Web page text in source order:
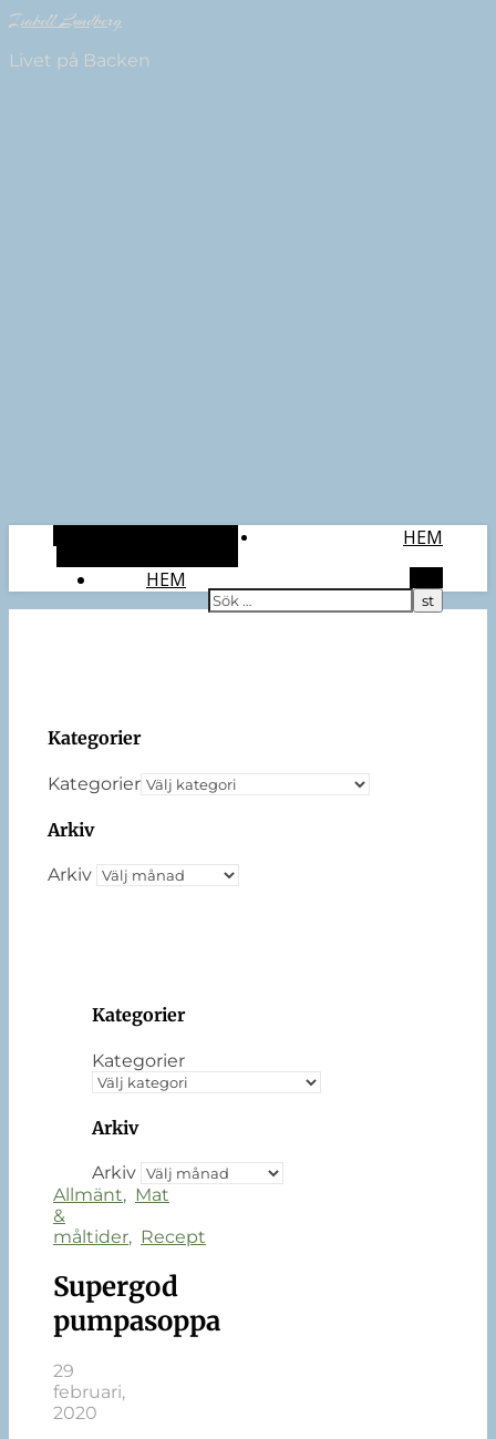
Isabell Lundberg
Livet på Backen
HEM
HEM
Kategorier
Kategorier
Arkiv
Arkiv
Kategorier
Kategorier
Arkiv
Arkiv
Allmänt, Mat
&
måltider, Recept
Supergod
pumpasoppa
29
februari,
2020